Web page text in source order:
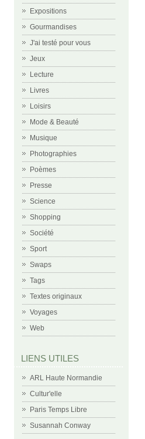
Expositions
Gourmandises
J'ai testé pour vous
Jeux
Lecture
Livres
Loisirs
Mode & Beauté
Musique
Photographies
Poèmes
Presse
Science
Shopping
Société
Sport
Swaps
Tags
Textes originaux
Voyages
Web
LIENS UTILES
ARL Haute Normandie
Cultur'elle
Paris Temps Libre
Susannah Conway